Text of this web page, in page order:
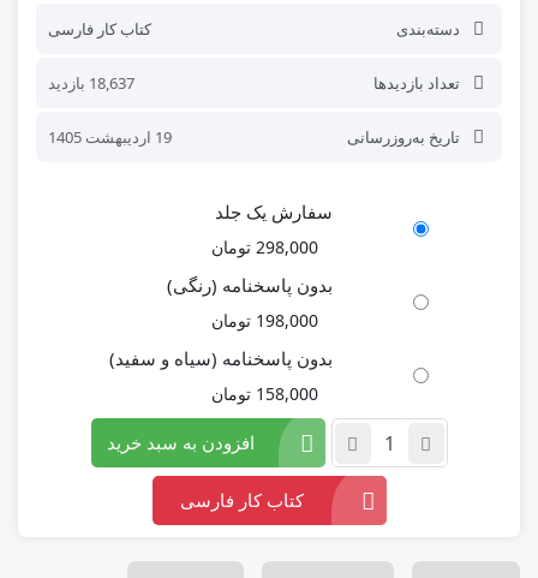
دسته‌بندی کتاب کار فارسی
تعداد بازدیدها 18,637 بازدید
تاریخ به‌روز‌رسانی 19 اردیبهشت 1405
سفارش یک جلد
298,000 تومان
بدون پاسخنامه (رنگی)
198,000 تومان
بدون پاسخنامه (سیاه و سفید)
158,000 تومان
افزودن به سبد خرید
کتاب کار فارسی